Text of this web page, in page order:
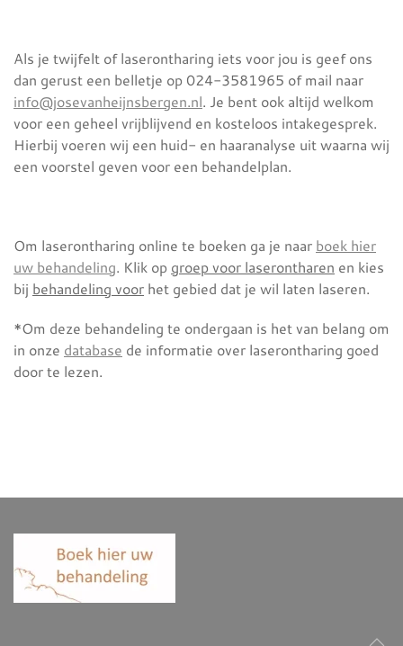
Als je twijfelt of laserontharing iets voor jou is geef ons
dan gerust een belletje op 024-3581965 of mail naar
info@josevanheijnsbergen.nl. Je bent ook altijd welkom
voor een geheel vrijblijvend en kosteloos intakegesprek.
Hierbij voeren wij een huid- en haaranalyse uit waarna wij
een voorstel geven voor een behandelplan.
Om laserontharing online te boeken ga je naar boek hier
uw behandeling. Klik op groep voor laserontharen en kies
bij behandeling voor het gebied dat je wil laten laseren.
*Om deze behandeling te ondergaan is het van belang om
in onze database de informatie over laserontharing goed
door te lezen.